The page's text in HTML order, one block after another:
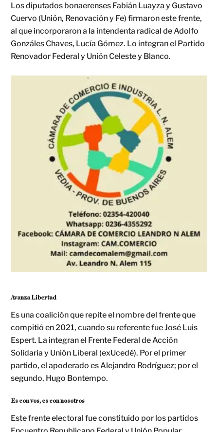
Los diputados bonaerenses Fabián Luayza y Gustavo
Cuervo (Unión, Renovación y Fe) firmaron este frente,
al que incorporaron a la intendenta radical de Adolfo
Gonzáles Chaves, Lucía Gómez. Lo integran el Partido
Renovador Federal y Unión Celeste y Blanco.
Avanza Libertad
Es una coalición que repite el nombre del frente que
compitió en 2021, cuando su referente fue José Luis
Espert. La integran el Frente Federal de Acción
Solidaria y Unión Liberal (exUcedé). Por el primer
partido, el apoderado es Alejandro Rodríguez; por el
segundo, Hugo Bontempo.
Es con vos, es con nosotros
Este frente electoral fue constituido por los partidos